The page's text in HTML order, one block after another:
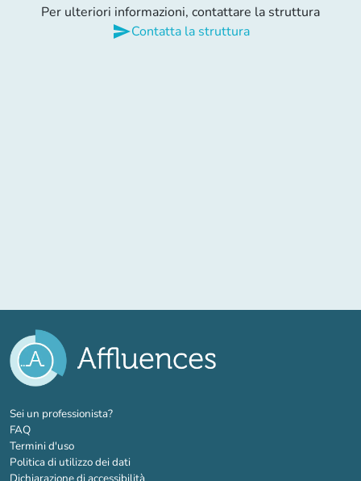
Per ulteriori informazioni, contattare la struttura
sendContatta la struttura
Sei un professionista?(nuova scheda)
FAQ
Termini d'uso
Politica di utilizzo dei dati